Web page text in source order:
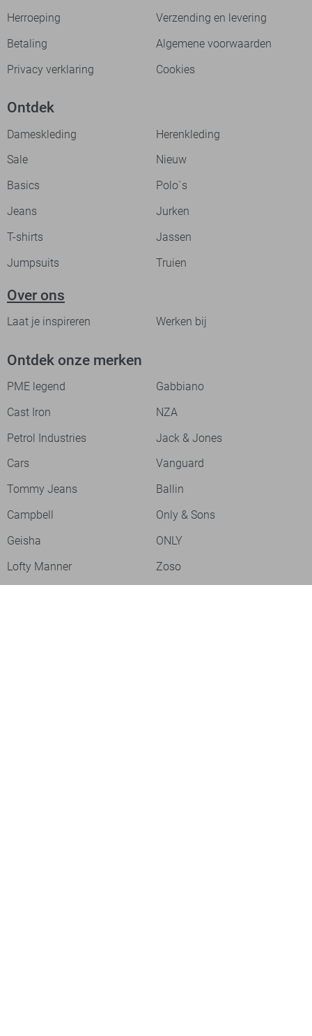
Herroeping
Verzending en levering
Betaling
Algemene voorwaarden
Privacy verklaring
Cookies
Ontdek
Dameskleding
Herenkleding
Sale
Nieuw
Basics
Polo`s
Jeans
Jurken
T-shirts
Jassen
Jumpsuits
Truien
Over ons
Laat je inspireren Werken bij
Ontdek onze merken
PME legend
Gabbiano
Cast Iron
NZA
Petrol Industries
Jack & Jones
Cars
Vanguard
Tommy Jeans
Ballin
Campbell
Only & Sons
Geisha
ONLY
Lofty Manner
Zoso